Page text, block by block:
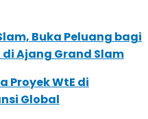
Buka Peluang bagi
Ajang Grand Slam
Proyek WtE di
Global